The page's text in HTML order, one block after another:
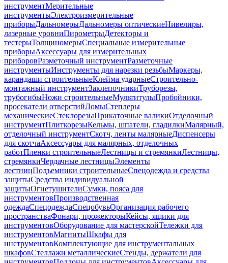
инструментМерительные
инструментыЭлектроизмерительные
приборыДальномерыДальномеры оптическиеНивелиры,
лазерные уровниПирометрыДетекторы и
тестерыТолщиномерыСпециальные измерительные
приборыАксессуары для измерительных
приборовРазметочный инструментРазметочные
инструментыИнструменты для нарезки резьбыМаркеры,
карандаши строительныеКлейма ударныеСтроительно-
монтажный инструментЗаклепочникиТруборезы,
трубогибыНожи строительныеМультитулыПробойники,
просекатели отверстийЛомыСтеплеры
механическиеСтеклорезыПрикаточные валикиОтделочный
инструментПлиткорезыКельмы, шпатели, гладилкиМалярный,
отделочный инструментСкотч, ленты малярныеДиспенсеры
для скотчаАксессуары для малярных, отделочных
работПленки строительныеЛестницы и стремянкиЛестницы,
стремянкиЧердачные лестницыЭлементы
лестницПодъемники строительныеСпецодежда и средства
защитыСредства индивидуальной
защитыОгнетушителиСумки, пояса для
инструментовПроизводственная
одеждаСпецодеждаСпецобувьОрганизация рабочего
пространстваФонари, прожекторыКейсы, ящики для
инструментовОборудование для мастерскойТележки для
инструментовМагнитыШкафы для
инструментовКомплектующие для инструментальных
шкафовСтеллажи металлическиеСтенды, держатели для